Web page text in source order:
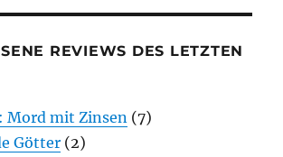
REVIEWS DES LETZTEN
Mord mit Zinsen (7)
Götter (2)